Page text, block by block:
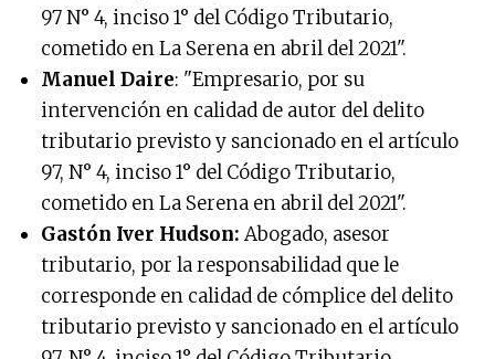
97 N° 4, inciso 1° del Código Tributario,
cometido en La Serena en abril del 2021".
Manuel Daire: "Empresario, por su
intervención en calidad de autor del delito
tributario previsto y sancionado en el artículo
97, N° 4, inciso 1° del Código Tributario,
cometido en La Serena en abril del 2021".
Gastón Iver Hudson: Abogado, asesor
tributario, por la responsabilidad que le
corresponde en calidad de cómplice del delito
tributario previsto y sancionado en el artículo